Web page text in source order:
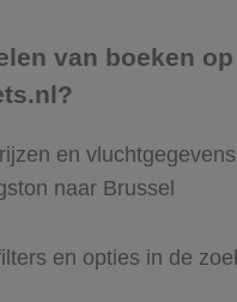
van boeken op
en
naar Brussel
en opties in de